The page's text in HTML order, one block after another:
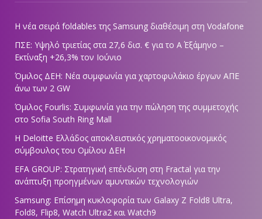
Η νέα σειρά foldables της Samsung διαθέσιμη στη Vodafone
ΠΣΕ: Υψηλό τριετίας στα 27,6 δισ. € για το Α΄ Εξάμηνο –
Εκτίναξη +26,3% τον Ιούνιο
Όμιλος ΔΕΗ: Νέα συμφωνία για χαρτοφυλάκιο έργων ΑΠΕ
άνω των 2 GW
Όμιλος Fourlis: Συμφωνία για την πώληση της συμμετοχής
στο Sofia South Ring Mall
Η Deloitte Ελλάδος αποκλειστικός χρηματοοικονομικός
σύμβουλος του Ομίλου ΔΕΗ
EFA GROUP: Στρατηγική επένδυση στη Fractal για την
ανάπτυξη προηγμένων αμυντικών τεχνολογιών
Samsung: Επίσημη κυκλοφορία των Galaxy Z Fold8 Ultra,
Fold8, Flip8, Watch Ultra2 και Watch9